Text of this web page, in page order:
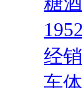
经
车